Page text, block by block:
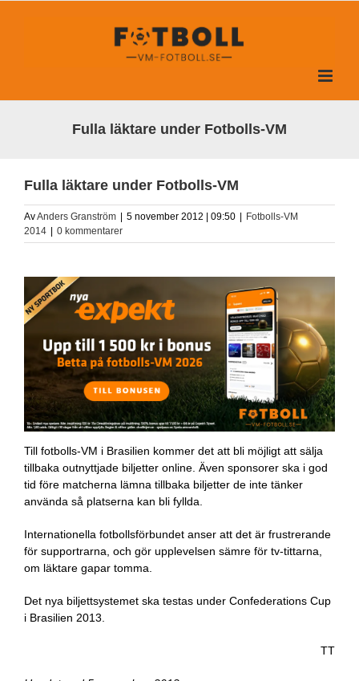
Fulla läktare under Fotbolls-VM
Fulla läktare under Fotbolls-VM
AvAnders Granström | 5 november 2012 | 09:50 | Fotbolls-VM
2014 | 0 kommentarer
Till fotbolls-VM i Brasilien kommer det att bli möjligt att sälja
tillbaka outnyttjade biljetter online. Även sponsorer ska i god
tid före matcherna lämna tillbaka biljetter de inte tänker
använda så platserna kan bli fyllda.
Internationella fotbollsförbundet anser att det är frustrerande
för supportrarna, och gör upplevelsen sämre för tv-tittarna,
om läktare gapar tomma.
Det nya biljettsystemet ska testas under Confederations Cup
i Brasilien 2013.
TT